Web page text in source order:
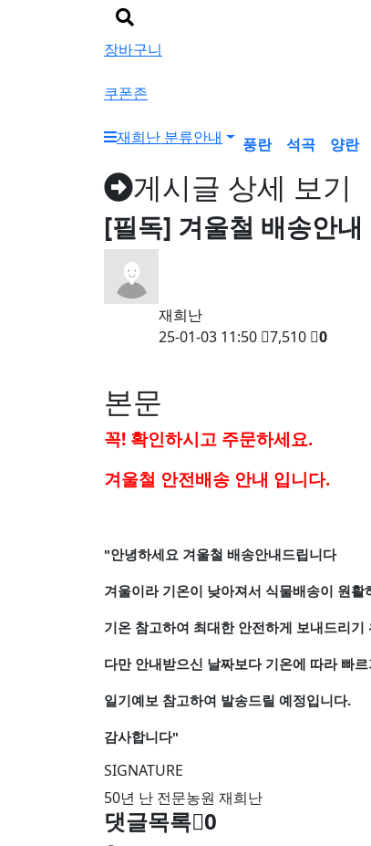
검
색
버
장바구니
쿠폰존
재희난 분류안내
풍란 석곡 양란
게시글 상세 보기
[필독] 겨울철 배송안내
재희난
25-01-03 11:50
7,510
0
본문
꼭! 확인하시고 주문하세요.
겨울철 안전배송 안내 입니다.
"안녕하세요 겨울철 배송안내드립니다
겨울이라 기온이 낮아져서 식물배송이 원활
기온 참고하여 최대한 안전하게 보내드리
다만 안내받으신 날짜보다 기온에 따라 빠
일기예보 참고하여 발송드릴 예정입니다.
감사합니다"
SIGNATURE
50년 난 전문농원 재희난
댓글목록 0